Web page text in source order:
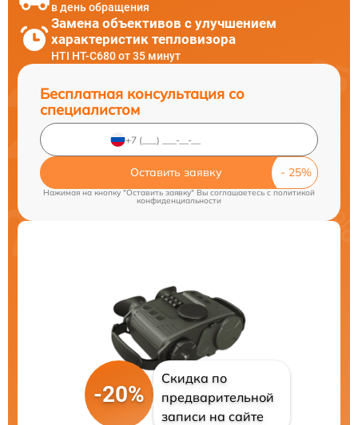
в день обращения
Замена объективов с улучшением
характеристик тепловизора
HTI HT-C680 от 35 минут
Бесплатная консультация со
специалистом
Оставить заявку
Нажимая на кнопку "Оставить заявку" Вы соглашаетесь cполитикой
конфиденциальности
-20%
Скидка по
предварительной
записи на сайте